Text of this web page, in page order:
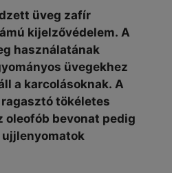
üveg zafír
kijelzővédelem. A
használatának
üvegekhez
a karcolásoknak. A
tökéletes
bevonat pedig
ujjlenyomatok